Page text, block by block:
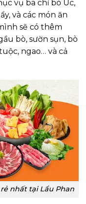
vụ ba chỉ bò Úc,
và các món ăn
sẽ có thêm
bò, sườn sụn, bò
ngao… và cả
nhất tại Lẩu Phan